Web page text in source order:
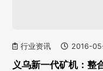
行业资讯 2016-
义乌新一代矿机：整